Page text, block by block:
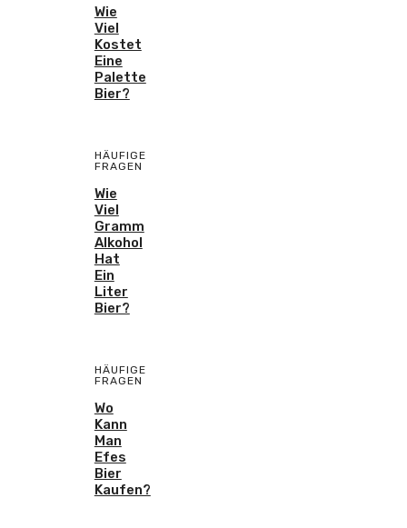
Wie
Viel
Kostet
Eine
Palette
Bier?
HÄUFIGE
FRAGEN
Wie
Viel
Gramm
Alkohol
Hat
Ein
Liter
Bier?
HÄUFIGE
FRAGEN
Wo
Kann
Man
Efes
Bier
Kaufen?